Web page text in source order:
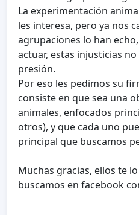
La experimentación
les interesa, pero ya nos
agrupaciones lo han
actuar, estas injusticias
presión.
Por eso les pedimos su
consiste en que sea una
animales, enfocados
otros), y que cada uno
principal que buscamos
Muchas gracias, ellos te
buscamos en facebook